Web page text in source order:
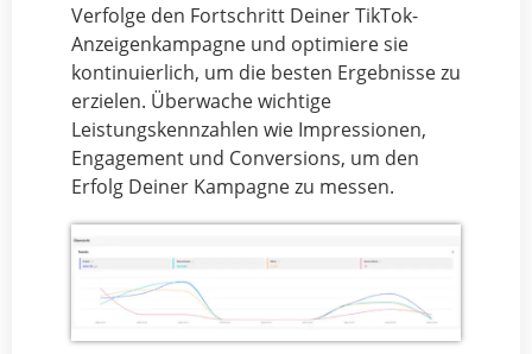
Verfolge den Fortschritt Deiner TikTok-
Anzeigenkampagne und optimiere sie
kontinuierlich, um die besten Ergebnisse zu
erzielen. Überwache wichtige
Leistungskennzahlen wie Impressionen,
Engagement und Conversions, um den
Erfolg Deiner Kampagne zu messen.